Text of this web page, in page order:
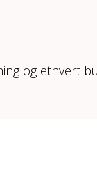
og ethvert